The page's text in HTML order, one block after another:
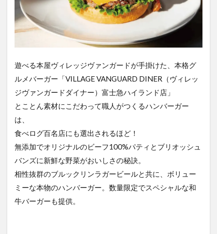
遊べる本屋ヴィレッジヴァンガードが手掛けた、本格グ
ルメバーガー「VILLAGE VANGUARD DINER（ヴィレッ
ジヴァンガードダイナー）富士急ハイランド店」
とことん素材にこだわって職人がつくるハンバーガー
は、
食べログ百名店にも選出されるほど！
無添加でオリジナルのビーフ100%パティとブリオッシュ
バンズに新鮮な野菜がおいしさの秘訣。
相性抜群のブルックリンラガービールと共に、ボリュー
ミーな本物のハンバーガー。数量限定でスペシャルな和
牛バーガーも提供。